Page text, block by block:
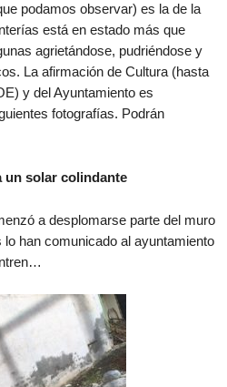
podamos observar) es la de la
está en estado más que
agrietándose, pudriéndose y
La afirmación de Cultura (hasta
y del Ayuntamiento es
fotografías. Podrán
un solar colindante
a desplomarse parte del muro
han comunicado al ayuntamiento